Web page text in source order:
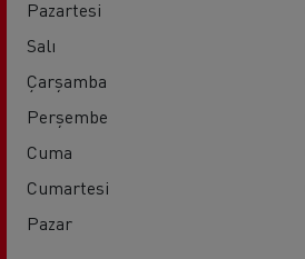
Pazartesi
Salı
Çarşamba
Perşembe
Cuma
Cumartesi
Pazar